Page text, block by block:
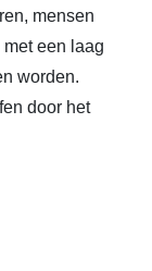
mensen
een laag
worden.
door het